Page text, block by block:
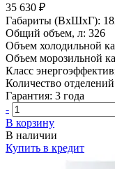
35 630 ₽
Габариты (ВхШхГ):
Общий объем, л: 326
Объем холодильной
Объем морозильной
Класс
Количество
Гарантия: 3 года
-
В корзину
В наличии
Купить в кредит